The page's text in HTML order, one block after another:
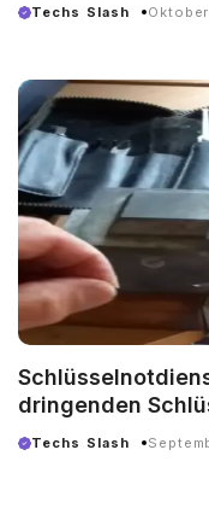
Techs Slash
dringenden
Techs Slash